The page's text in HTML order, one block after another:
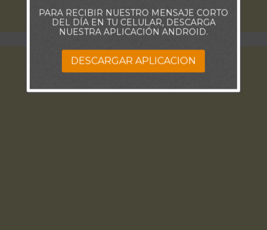
PARA RECIBIR NUESTRO MENSAJE CORTO
DEL DÍA EN TU CELULAR, DESCARGA
NUESTRA APLICACIÓN ANDROID.
DESCARGAR APLICACION